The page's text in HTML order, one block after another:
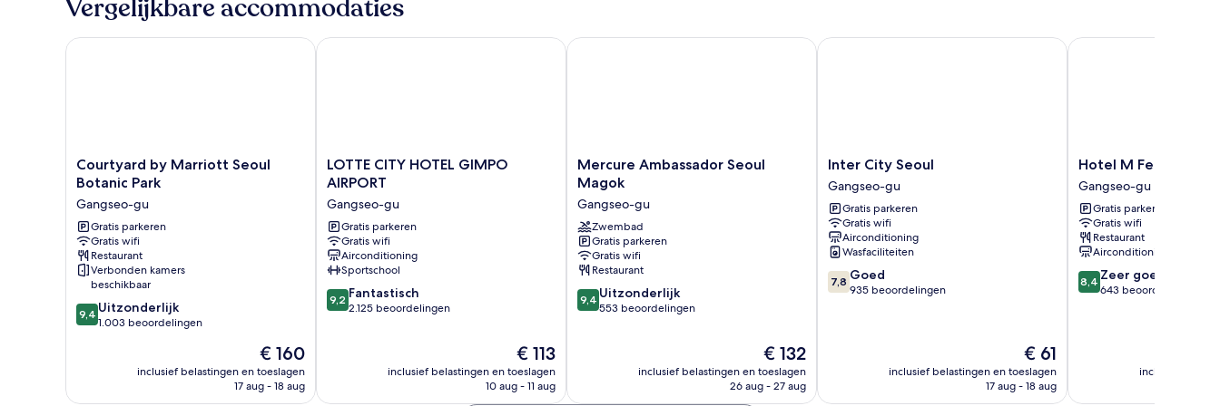
Vergelijkbare accommodaties
Courtyard
by
Seoul
Botanic
Park
Gangseo-
gu
Courtyard by Marriott Seoul
Botanic Park
Gangseo-gu
Gratis parkeren
Gratis wifi
Restaurant
Verbonden kamers
beschikbaar
9.4
van
9,4 Uitzonderlijk
1.003 beoordelingen
De
prijs
is
€ 160
inclusief belastingen en toeslagen
17 aug - 18 aug
Courtyard by Marriott Seoul Botanic Park
LOTTE
CITY
GIMPO
AIRPORT
Gangseo-
gu
LOTTE CITY HOTEL GIMPO
AIRPORT
Gangseo-gu
Gratis parkeren
Gratis wifi
Airconditioning
Sportschool
9.2
van
beoordelingen
9,2 Fantastisch
2.125 beoordelingen
De
prijs
is
€ 113
inclusief belastingen en toeslagen
10 aug - 11 aug
LOTTE CITY HOTEL GIMPO AIRPORT
Mercure
Ambassador
Seoul
Magok
Gangseo-
gu
Mercure Ambassador Seoul
Magok
Gangseo-gu
Zwembad
Gratis parkeren
Gratis wifi
Restaurant
9.4
van
beoordelingen
9,4 Uitzonderlijk
553 beoordelingen
De
prijs
is
€ 132
inclusief belastingen en toeslagen
26 aug - 27 aug
Mercure Ambassador Seoul Magok
Inter
City
Seoul
Gangseo-
gu
Inter City Seoul
Gangseo-gu
Gratis parkeren
Gratis wifi
Airconditioning
Wasfaciliteiten
7.8
van
7,8 Goed
935 beoordelingen
De
prijs
is
€ 61
inclusief belastingen en toeslagen
17 aug - 18 aug
Inter City Seoul
Hotel
M
Felice
Gangseo-
gu
Hotel M Felice
Gangseo-gu
Gratis parkeren
Gratis wifi
Restaurant
Airconditioning
8.4
van
beoordelingen
8,4 Zeer goed
643 beoordelingen
inclusief
Hotel M Felice